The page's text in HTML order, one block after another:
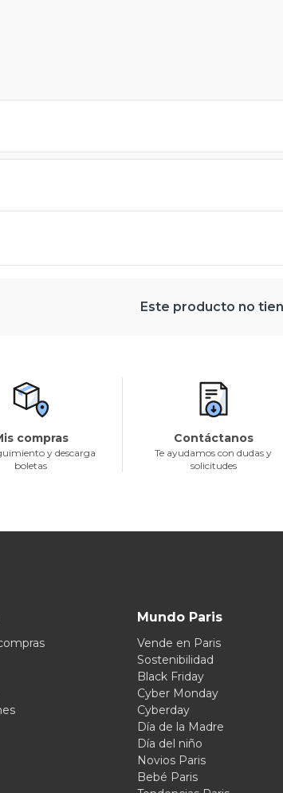
Este producto no
compras
y descarga
boletas
Contáctanos
Te ayudamos con dudas y
solicitudes
Mundo Paris
Vende en Paris
Sostenibilidad
Black Friday
Cyber Monday
Cyberday
Día de la Madre
Día del niño
Novios Paris
Bebé Paris